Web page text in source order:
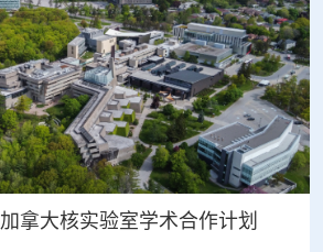
拿大核实验室学术合作计划